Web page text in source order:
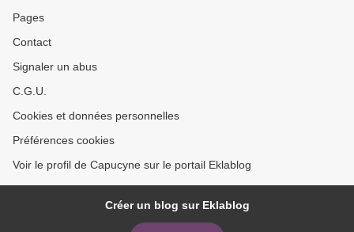
Pages
Contact
Signaler un abus
C.G.U.
Cookies et données personnelles
Préférences cookies
Voir le profil de Capucyne sur le portail Eklablog
Créer un blog sur Eklablog